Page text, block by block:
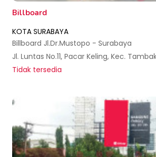
Billboard
KOTA SURABAYA
Billboard Jl.Dr.Mustopo - Surabaya
Tidak tersedia